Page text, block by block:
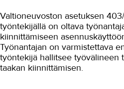
Valtioneuvoston asetuksen
työntekijällä on oltava
kiinnittämiseen
Työnantajan on varmistettava
työntekijä hallitsee työvälineen
taakan kiinnittämisen.